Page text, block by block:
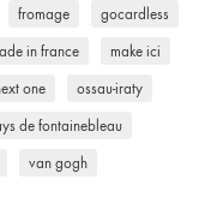
fromage gocardless
in france make ici
one ossau-iraty
de fontainebleau
van gogh